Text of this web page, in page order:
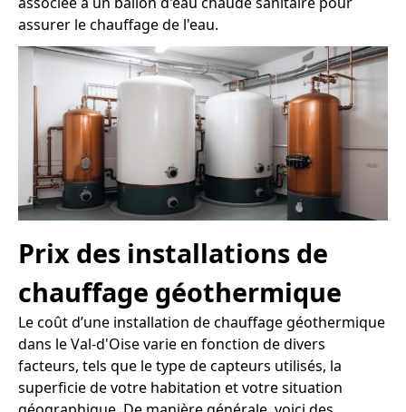
assurer le chauffage de l'eau.
Prix des installations de
chauffage géothermique
Le coût d’une installation de chauffage géothermique
dans le Val-d'Oise varie en fonction de divers
facteurs, tels que le type de capteurs utilisés, la
superficie de votre habitation et votre situation